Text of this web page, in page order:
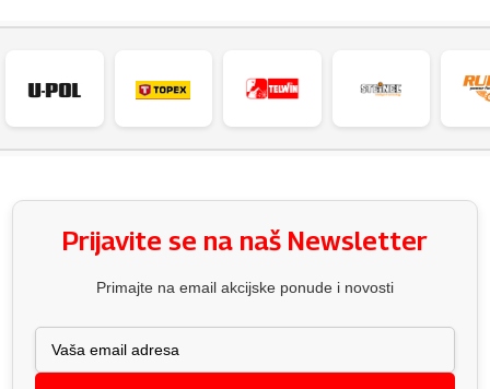
Prijavite se na naš Newsletter
Primajte na email akcijske ponude i novosti